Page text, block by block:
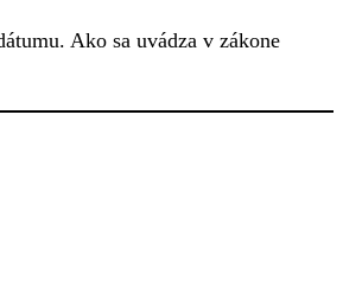
Ako sa uvádza v zákone